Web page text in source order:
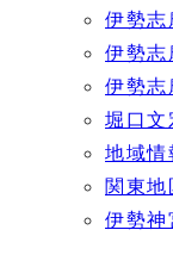
伊勢志
伊勢志
伊勢志
堀口文
地域情
関東地
伊勢神